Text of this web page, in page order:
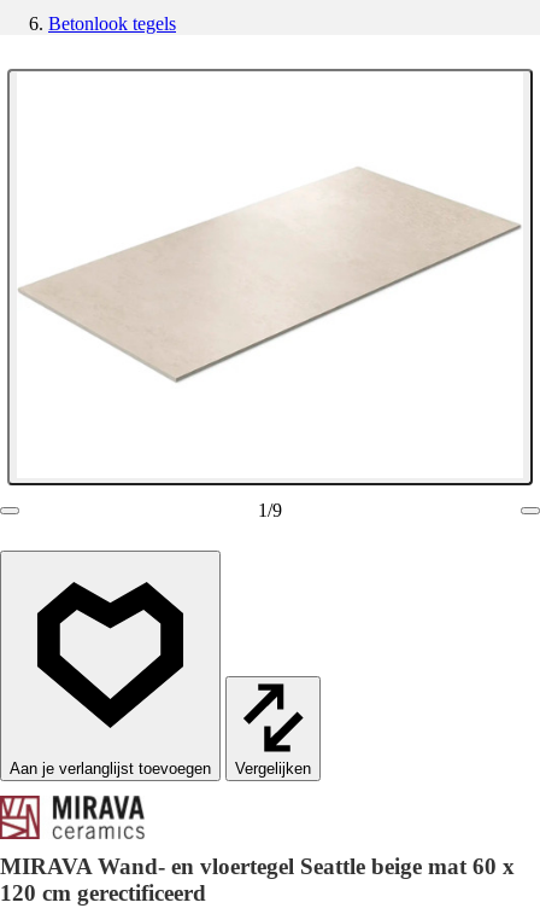
Betonlook tegels
1/9
Vergelijken
MIRAVA Wand- en vloertegel Seattle beige mat 60 x
120 cm gerectificeerd